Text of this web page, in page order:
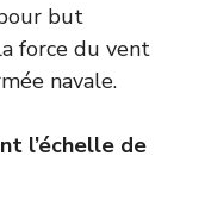
but
force du vent
navale.
l’échelle de